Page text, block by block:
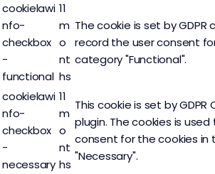
cookielawi
nfo-
checkbox
-
functional
11
m
o
nt
hs
The cookie is set by
record the user consent
category "Functional".
cookielawi
nfo-
checkbox
-
necessary
11
m
o
nt
hs
This cookie is set by
plugin. The cookies is
consent for the cookies in
"Necessary".